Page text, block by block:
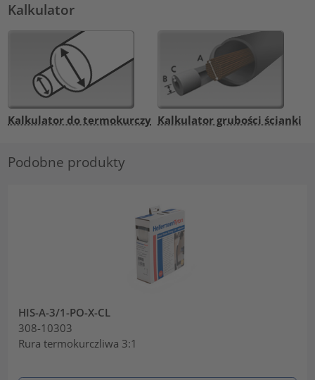
Kalkulator
Kalkulator do termokurczy Kalkulator grubości ścianki
Podobne produkty
HIS-A-3/1-PO-X-CL
308-10303
Rura termokurczliwa 3:1